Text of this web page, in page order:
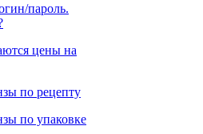
пароль.
цены на
по рецепту
по упаковке